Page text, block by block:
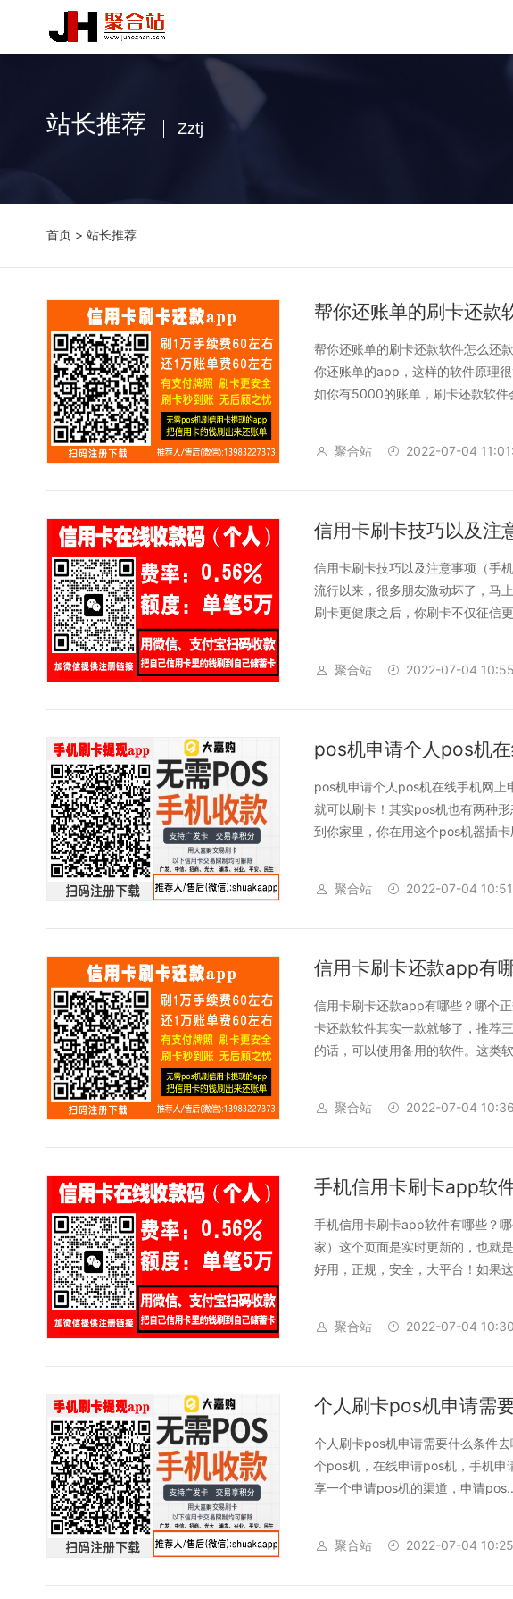
站长推荐 Zztj
首页 > 站长推荐
帮你还账单的刷卡还款
帮你还账单的刷卡还款软件怎么还
你还账单的app，这样的软件原理
如你有5000的账单，刷卡还款软件
聚合站 2022-07-04
信用卡刷卡技巧以及注意事项（手
流行以来，很多朋友激动坏了，马
刷卡更健康之后，你刷卡不仅征信
聚合站 2022-07-04
pos机申请个人pos机
pos机申请个人pos机在线手机网上
就可以刷卡！其实pos机也有两种
到你家里，你在用这个pos机器插卡
聚合站 2022-07-04
信用卡刷卡还款app有哪些？哪个
卡还款软件其实一款就够了，推荐
的话，可以使用备用的软件。这类
聚合站 2022-07-04
手机信用卡刷卡app软
手机信用卡刷卡app软件有哪些？
家）这个页面是实时更新的，也就
好用，正规，安全，大平台！如果
聚合站 2022-07-04
个人刷卡pos机申请需要什么条件
个pos机，在线申请pos机，手机申
享一个申请pos机的渠道，申请
聚合站 2022-07-04